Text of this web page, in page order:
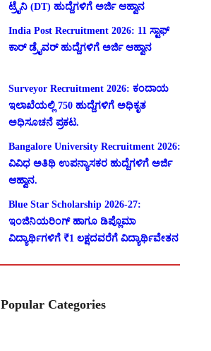
ಟ್ರೈನಿ (DT) ಹುದ್ದೆಗಳಿಗೆ ಅರ್ಜಿ ಆಹ್ವಾನ
India Post Recruitment 2026: 11 ಸ್ಟಾಫ್
ಕಾರ್ ಡ್ರೈವರ್ ಹುದ್ದೆಗಳಿಗೆ ಅರ್ಜಿ ಆಹ್ವಾನ
Surveyor Recruitment 2026: ಕಂದಾಯ
ಇಲಾಖೆಯಲ್ಲಿ 750 ಹುದ್ದೆಗಳಿಗೆ ಅಧಿಕೃತ
ಅಧಿಸೂಚನೆ ಪ್ರಕಟ.
Bangalore University Recruitment 2026:
ವಿವಿಧ ಅತಿಥಿ ಉಪನ್ಯಾಸಕರ ಹುದ್ದೆಗಳಿಗೆ ಅರ್ಜಿ
ಆಹ್ವಾನ.
Blue Star Scholarship 2026-27:
ಇಂಜಿನಿಯರಿಂಗ್ ಹಾಗೂ ಡಿಪ್ಲೊಮಾ
ವಿದ್ಯಾರ್ಥಿಗಳಿಗೆ ₹1 ಲಕ್ಷದವರೆಗೆ ವಿದ್ಯಾರ್ಥಿವೇತನ
Popular Categories